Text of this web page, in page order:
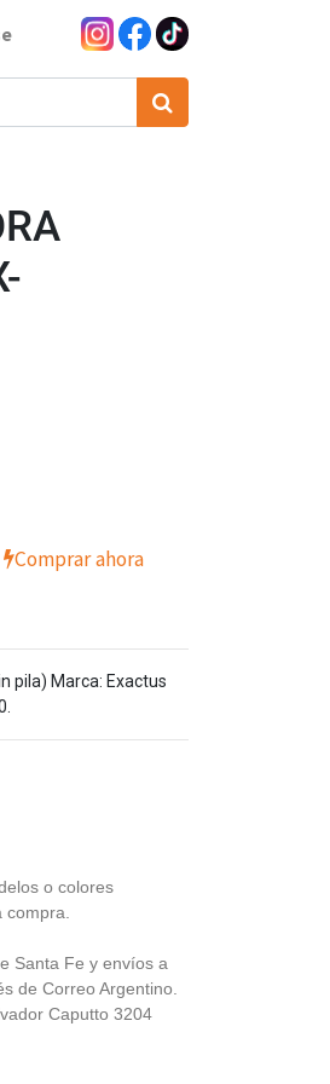
Comprar ahora
pila) Marca: Exactus
o colores
Santa Fe y envíos a
de Correo Argentino.
Caputto 3204